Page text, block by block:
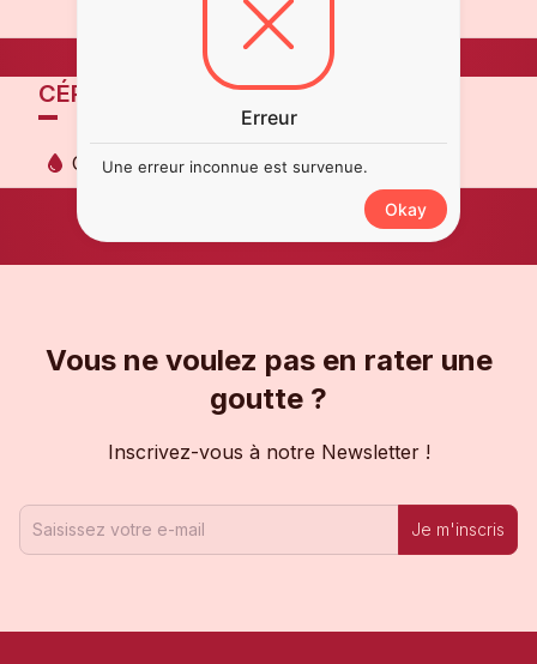
CÉPAGES
Chenin
Vous ne voulez pas en rater une
goutte ?
Inscrivez-vous à notre Newsletter !
Je m'inscris
Erreur
Une erreur inconnue est survenue.
Okay